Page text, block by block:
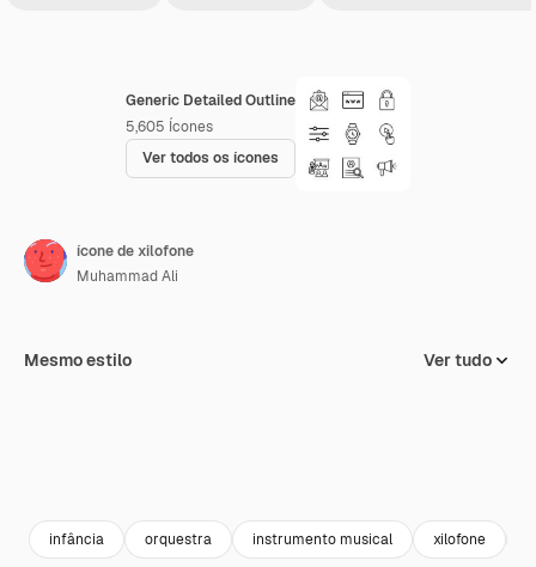
Generic Detailed Outline
5,605 Ícones
Ver todos os ícones
ícone de xilofone
Muhammad Ali
Mesmo estilo Ver tudo
infância orquestra instrumento musical xilofone